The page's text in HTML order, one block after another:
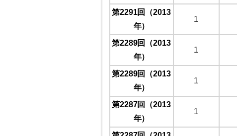
第2291回（2013
年）
1
第2289回（2013
年）
1
第2289回（2013
年）
1
第2287回（2013
年）
1